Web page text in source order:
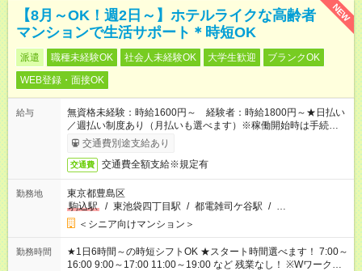
NEW
【8月～OK！週2日～】ホテルライクな高齢者
マンションで生活サポート＊時短OK
派遣 職種未経験OK 社会人未経験OK 大学生歓迎
ブランクOK
WEB登録・面接OK
給与
無資格未経験：時給1600円～ 経験者：時給1800円～★日払い
／週払い制度あり（月払いも選べます）※稼働開始時は手続き完
了次第のお支払いとなります。
交通費別途支給あり
交通費 交通費全額支給※規定有
勤務地
東京都豊島区
駒込駅
/ 東池袋四丁目駅 / 都電雑司ケ谷駅 / …
＜シニア向けマンション＞
勤務時間
★1日6時間～の時短シフトOK ★スタート時間選べます！ 7:00～
16:00 9:00～17:00 11:00～19:00 など 残業なし！ ※Wワークの